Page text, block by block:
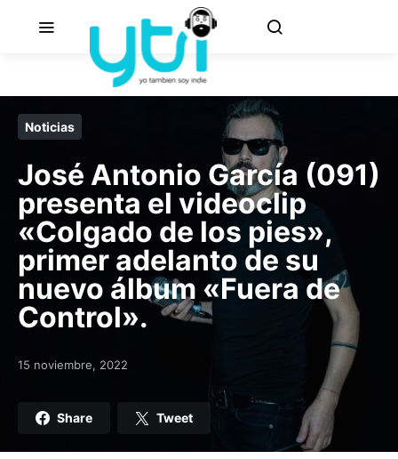
Noticias
José Antonio García (091)
presenta el videoclip
«Colgado de los pies»,
primer adelanto de su
nuevo álbum «Fuera de
Control».
Posted on
15 noviembre, 2022
Share Tweet